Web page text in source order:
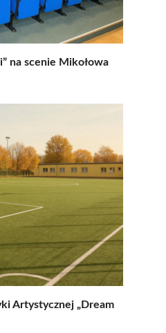
na scenie Mikołowa
Artystycznej „Dream